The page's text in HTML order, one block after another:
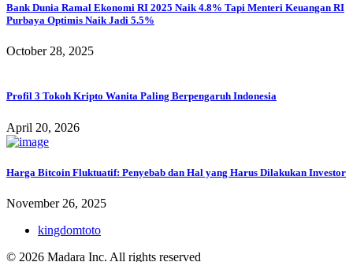
Bank Dunia Ramal Ekonomi RI 2025 Naik 4.8% Tapi Menteri Keuangan RI
Purbaya Optimis Naik Jadi 5.5%
October 28, 2025
Profil 3 Tokoh Kripto Wanita Paling Berpengaruh Indonesia
April 20, 2026
Harga Bitcoin Fluktuatif: Penyebab dan Hal yang Harus Dilakukan Investor
November 26, 2025
kingdomtoto
© 2026 Madara Inc. All rights reserved